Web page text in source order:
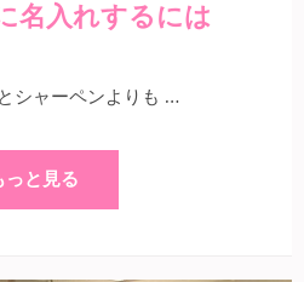
名入れするには
シャーペンよりも …
っと見る